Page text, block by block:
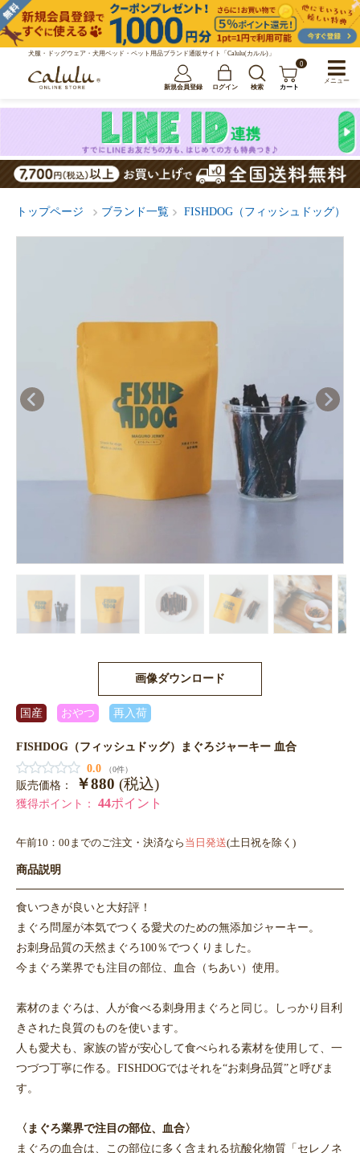
犬服・ドッグウェア・犬用ベッド・ペット用品ブランド通販サイト「Calulu(カルル)」
新規会員登録 ログイン 検索
0
カート
トップページ ブランド一覧 FISHDOG（フィッシュドッグ）
画像ダウンロード
国産 おやつ 再入荷
FISHDOG（フィッシュドッグ）まぐろジャーキー 血合
0.0
（0件）
販売価格： ￥880 (税込)
獲得ポイント： 44ポイント
午前10：00までのご注文・決済なら 当日発送(土日祝を除く)
商品説明
食いつきが良いと大好評！
まぐろ問屋が本気でつくる愛犬のための無添加ジャーキー。
お刺身品質の天然まぐろ100％でつくりました。
今まぐろ業界でも注目の部位、血合（ちあい）使用。
素材のまぐろは、人が食べる刺身用まぐろと同じ。しっかり目利
きされた良質のものを使います。
人も愛犬も、家族の皆が安心して食べられる素材を使用して、一
つづつ丁寧に作る。FISHDOGではそれを“お刺身品質”と呼びま
す。
〈まぐろ業界で注目の部位、血合〉
まぐろの血合は、この部位に多く含まれる抗酸化物質「セレノネ
メニュー